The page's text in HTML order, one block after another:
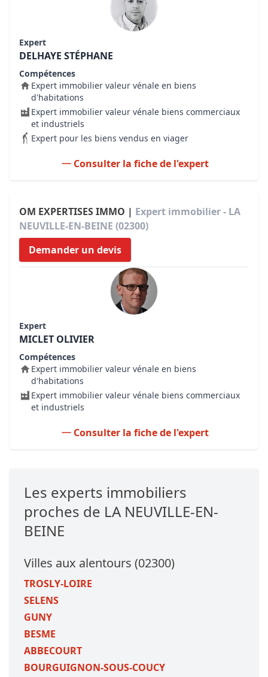
Expert
DELHAYE STÉPHANE
Compétences
Expert immobilier valeur vénale en biens
d'habitations
Expert immobilier valeur vénale biens commerciaux
et industriels
Expert pour les biens vendus en viager
Consulter la fiche de l'expert
OM EXPERTISES IMMO | Expert immobilier - LA
NEUVILLE-EN-BEINE (02300)
Demander un devis
Expert
MICLET OLIVIER
Compétences
Expert immobilier valeur vénale en biens
d'habitations
Expert immobilier valeur vénale biens commerciaux
et industriels
Consulter la fiche de l'expert
Les experts immobiliers
proches de LA NEUVILLE-EN-
BEINE
Villes aux alentours (02300)
TROSLY-LOIRE
SELENS
GUNY
BESME
ABBECOURT
BOURGUIGNON-SOUS-COUCY